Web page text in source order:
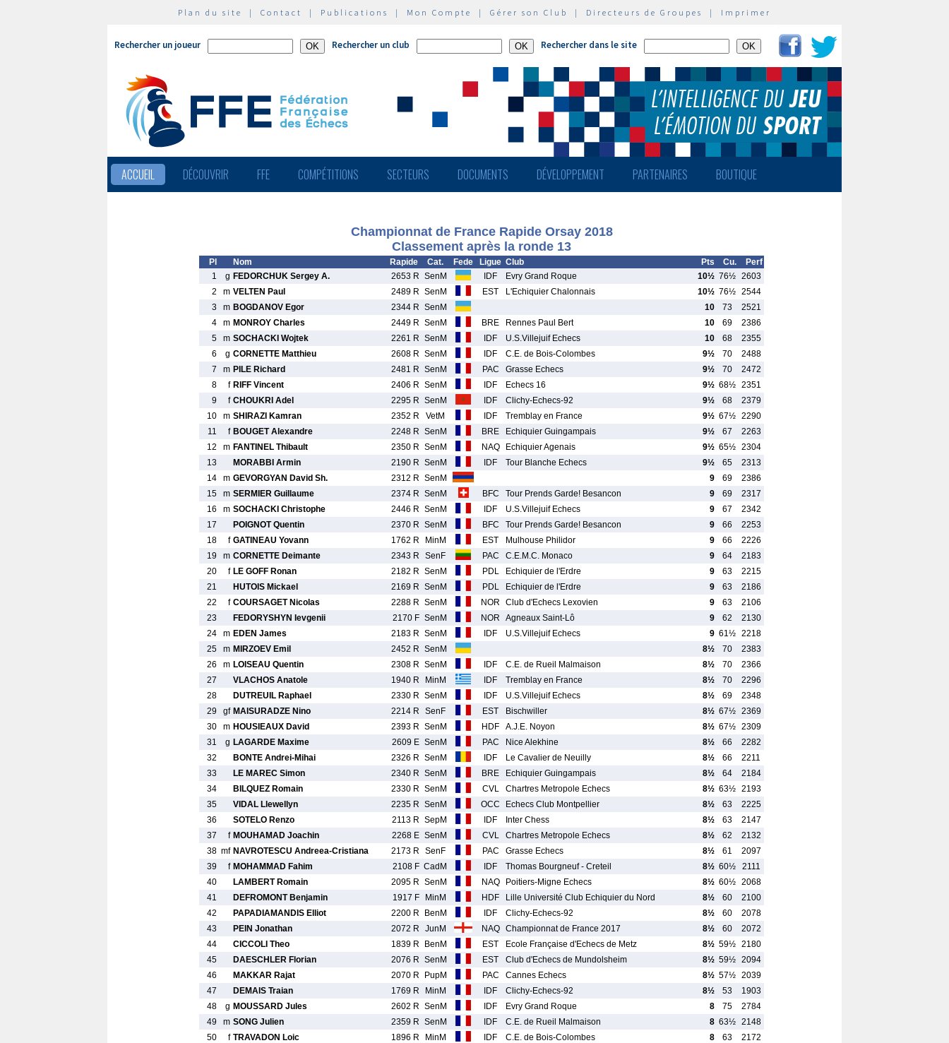
Plan du site | Contact | Publications | Mon Compte | Gérer son Club | Directeurs de Groupes | Imprimer
Rechercher un joueur Rechercher un club Rechercher dans le site
ACCUEIL DÉCOUVRIR FFE COMPÉTITIONS SECTEURS DOCUMENTS DÉVELOPPEMENT PARTENAIRES BOUTIQUE
Championnat de France Rapide Orsay 2018
Classement après la ronde 13
Pl Nom Rapide Cat. Fede Ligue Club Pts Cu.
Perf
1
g FEDORCHUK Sergey A. 2653 R SenM IDF Evry Grand Roque 10½ 76½
2603
2
m VELTEN Paul 2489 R SenM EST L'Echiquier Chalonnais 10½ 76½
2544
3
m BOGDANOV Egor 2344 R SenM 10 73
2521
4
m MONROY Charles 2449 R SenM BRE Rennes Paul Bert 10 69
2386
5
m SOCHACKI Wojtek 2261 R SenM IDF U.S.Villejuif Echecs 10 68
2355
6
g CORNETTE Matthieu 2608 R SenM IDF C.E. de Bois-Colombes 9½ 70
2488
7
m PILE Richard 2481 R SenM PAC Grasse Echecs 9½ 70
2472
8
f RIFF Vincent 2406 R SenM IDF Echecs 16 9½ 68½
2351
9
f CHOUKRI Adel 2295 R SenM IDF Clichy-Echecs-92 9½ 68
2379
10
m SHIRAZI Kamran 2352 R VetM IDF Tremblay en France 9½ 67½
2290
11
f BOUGET Alexandre 2248 R SenM BRE Echiquier Guingampais 9½ 67
2263
12
m FANTINEL Thibault 2350 R SenM NAQ Echiquier Agenais 9½ 65½
2304
13
MORABBI Armin 2190 R SenM IDF Tour Blanche Echecs 9½ 65
2313
14
m GEVORGYAN David Sh. 2312 R SenM 9 69
2386
15
m SERMIER Guillaume 2374 R SenM BFC Tour Prends Garde! Besancon 9 69
2317
16
m SOCHACKI Christophe 2446 R SenM IDF U.S.Villejuif Echecs 9 67
2342
17
POIGNOT Quentin 2370 R SenM BFC Tour Prends Garde! Besancon 9 66
2253
18
f GATINEAU Yovann 1762 R MinM EST Mulhouse Philidor 9 66
2226
19
m CORNETTE Deimante 2343 R SenF PAC C.E.M.C. Monaco 9 64
2183
20
f LE GOFF Ronan 2182 R SenM PDL Echiquier de l'Erdre 9 63
2215
21
HUTOIS Mickael 2169 R SenM PDL Echiquier de l'Erdre 9 63
2186
22
f COURSAGET Nicolas 2288 R SenM NOR Club d'Echecs Lexovien 9 63
2106
23
FEDORYSHYN Ievgenii 2170 F SenM NOR Agneaux Saint-Lô 9 62
2130
24
m EDEN James 2183 R SenM IDF U.S.Villejuif Echecs 9 61½
2218
25
m MIRZOEV Emil 2452 R SenM 8½ 70
2383
26
m LOISEAU Quentin 2308 R SenM IDF C.E. de Rueil Malmaison 8½ 70
2366
27
VLACHOS Anatole 1940 R MinM IDF Tremblay en France 8½ 70
2296
28
DUTREUIL Raphael 2330 R SenM IDF U.S.Villejuif Echecs 8½ 69
2348
29
gf MAISURADZE Nino 2214 R SenF EST Bischwiller 8½ 67½
2369
30
m HOUSIEAUX David 2393 R SenM HDF A.J.E. Noyon 8½ 67½
2309
31
g LAGARDE Maxime 2609 E SenM PAC Nice Alekhine 8½ 66
2282
32
BONTE Andrei-Mihai 2326 R SenM IDF Le Cavalier de Neuilly 8½ 66
2211
33
LE MAREC Simon 2340 R SenM BRE Echiquier Guingampais 8½ 64
2184
34
BILQUEZ Romain 2330 R SenM CVL Chartres Metropole Echecs 8½ 63½
2193
35
VIDAL Llewellyn 2235 R SenM OCC Echecs Club Montpellier 8½ 63
2225
36
SOTELO Renzo 2113 R SepM IDF Inter Chess 8½ 63
2147
37
f MOUHAMAD Joachin 2268 E SenM CVL Chartres Metropole Echecs 8½ 62
2132
38 mf NAVROTESCU Andreea-Cristiana 2173 R SenF PAC Grasse Echecs 8½ 61
2097
39
f MOHAMMAD Fahim 2108 F CadM IDF Thomas Bourgneuf - Creteil 8½ 60½
2111
40
LAMBERT Romain 2095 R SenM NAQ Poitiers-Migne Echecs 8½ 60½
2068
41
DEFROMONT Benjamin 1917 F MinM HDF Lille Université Club Echiquier du Nord 8½ 60
2100
42
PAPADIAMANDIS Elliot 2200 R BenM IDF Clichy-Echecs-92 8½ 60
2078
43
PEIN Jonathan 2072 R JunM NAQ Championnat de France 2017 8½ 60
2072
44
CICCOLI Theo 1839 R BenM EST Ecole Française d'Echecs de Metz 8½ 59½
2180
45
DAESCHLER Florian 2076 R SenM EST Club d'Echecs de Mundolsheim 8½ 59½
2094
46
MAKKAR Rajat 2070 R PupM PAC Cannes Echecs 8½ 57½
2039
47
DEMAIS Traian 1769 R MinM IDF Clichy-Echecs-92 8½ 53
1903
48
g MOUSSARD Jules 2602 R SenM IDF Evry Grand Roque 8 75
2784
49
m SONG Julien 2359 R SenM IDF C.E. de Rueil Malmaison 8 63½
2148
50
f TRAVADON Loic 1896 R MinM IDF C.E. de Bois-Colombes 8 63
2172